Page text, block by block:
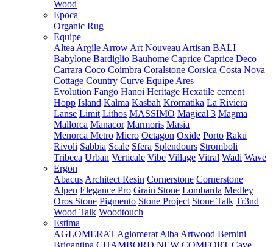
Wood
Epoca
Organic Rug
Equipe
Altea Argile Arrow Art Nouveau Artisan BALI
Babylone Bardiglio Bauhome Caprice Caprice Deco
Carrara Coco Coimbra Coralstone Corsica Costa Nova
Cottage Country Curve Equipe Ares
Evolution Fango Hanoi Heritage Hexatile cement
Hopp Island Kalma Kasbah Kromatika La Riviera
Lanse Limit Lithos MASSIMO Magical 3 Magma
Mallorca Manacor Marmoris Masia
Menorca Metro Micro Octagon Oxide Porto Raku
Rivoli Sabbia Scale Sfera Splendours Stromboli
Tribeca Urban Verticale Vibe Village Vitral Wadi Wave
Ergon
Abacus Architect Resin Cornerstone Cornerstone
Alpen Elegance Pro Grain Stone Lombarda Medley
Oros Stone Pigmento Stone Project Stone Talk Tr3nd
Wood Talk Woodtouch
Estima
AGLOMERAT Aglomerat Alba Artwood Bernini